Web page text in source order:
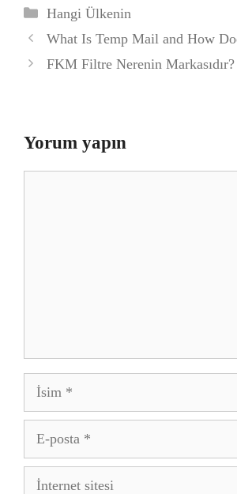
Kategoriler
Hangi Ülkenin
What Is Temp Mail and How
FKM Filtre Nerenin Markasıdır?
Yorum yapın
İsim
posta
İnternet